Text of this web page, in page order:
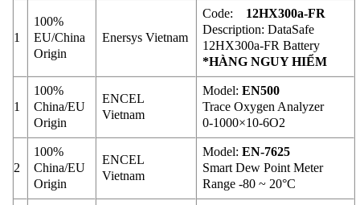
1
100%
EU/China
Origin
Enersys Vietnam
Code:
12HX300a-FR
Description: DataSafe
12HX300a-FR Battery
*HÀNG NGUY HIỂM
1
100%
China/EU
Origin
ENCEL
Vietnam
Model:EN500
Trace Oxygen Analyzer
0-1000×10-6O2
2
100%
China/EU
Origin
ENCEL
Vietnam
Model:EN-7625
Smart Dew Point Meter
Range -80 ~ 20°C